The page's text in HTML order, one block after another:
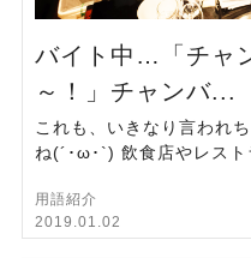
バイト中…「チャ
～！」チャンバ...
これも、いきなり言われ
ね(´･ω･`) 飲食店やレスト
用語紹介
2019.01.02